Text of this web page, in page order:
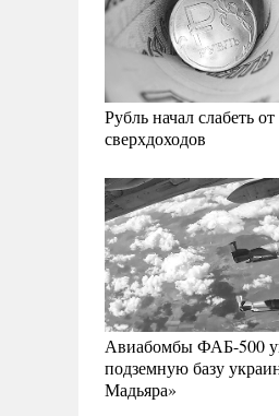
Рубль начал слабеть от
сверхдоходов
Авиабомбы ФАБ-500
подземную базу
Мадьяра»